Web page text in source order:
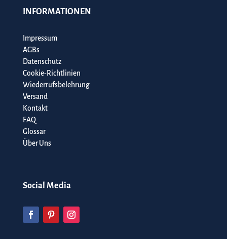
INFORMATIONEN
Impressum
AGBs
Datenschutz
Cookie-Richtlinien
Wiederrufsbelehrung
Versand
Kontakt
FAQ
Glossar
Über Uns
Social Media